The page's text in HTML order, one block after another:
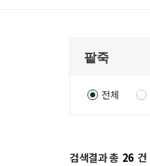
전체
검색결과 총 26 건